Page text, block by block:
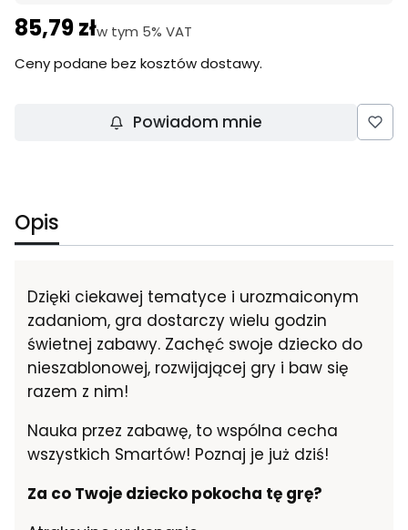
Cena
85,79 złw tym 5% VAT
w tym 5% VAT
Ceny podane bez kosztów dostawy.
Powiadom mnie
Opis
Dzięki ciekawej tematyce i urozmaiconym
zadaniom, gra dostarczy wielu godzin
świetnej zabawy. Zachęć swoje dziecko do
nieszablonowej, rozwijającej gry i baw się
razem z nim!
Nauka przez zabawę, to wspólna cecha
wszystkich Smartów! Poznaj je już dziś!
Za co Twoje dziecko pokocha tę grę?